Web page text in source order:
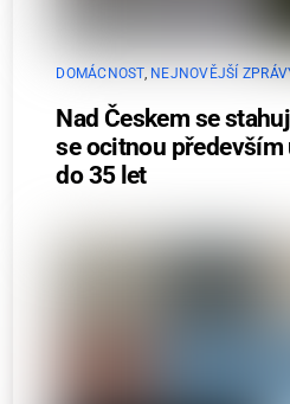
DOMÁCNOST, NEJNOVĚJŠÍ
Nad Českem se
se ocitnou
do 35 let